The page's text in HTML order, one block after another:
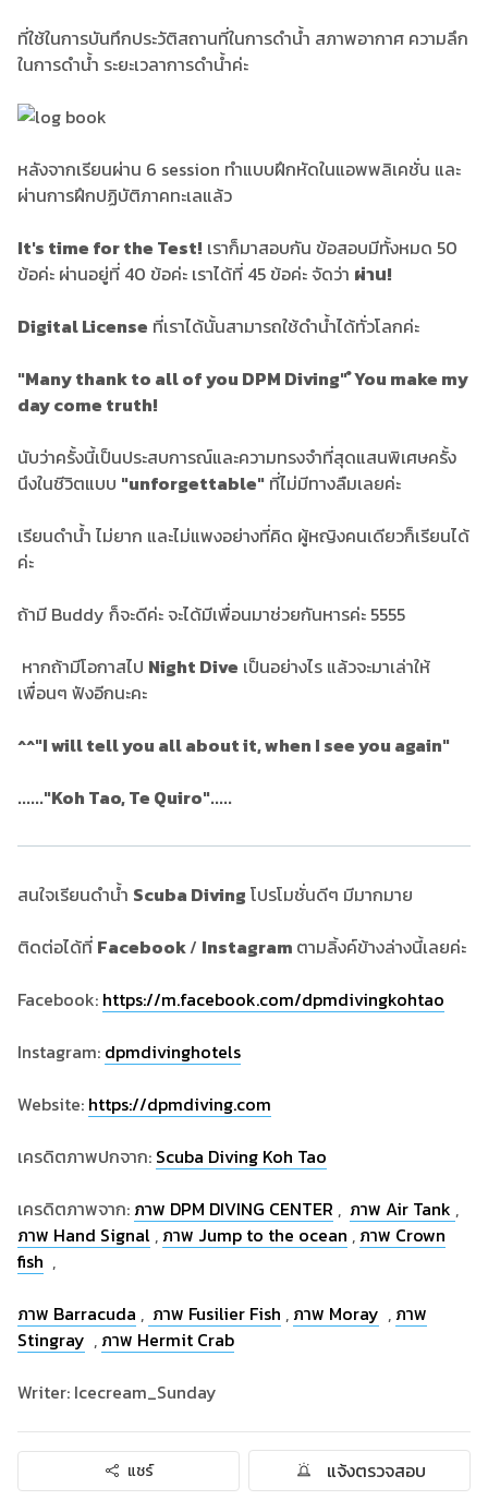
ที่ใช้ในการบันทึกประวัติสถานที่ในการดำน้ำ สภาพอากาศ ความลึก
ในการดำน้ำ ระยะเวลาการดำน้ำค่ะ
หลังจากเรียนผ่าน 6 session ทำแบบฝึกหัดในแอพพลิเคชั่น และ
ผ่านการฝึกปฏิบัติภาคทะเลแล้ว
It's time for the Test! เราก็มาสอบกัน ข้อสอบมีทั้งหมด 50
ข้อค่ะ ผ่านอยู่ที่ 40 ข้อค่ะ เราได้ที่ 45 ข้อค่ะ จัดว่า ผ่าน!
Digital License ที่เราได้นั้นสามารถใช้ดำน้ำได้ทั่วโลกค่ะ
"Many thank to all of you DPM Diving" ํ You make my
day come truth!
นับว่าครั้งนี้เป็นประสบการณ์และความทรงจำที่สุดแสนพิเศษครั้ง
นึงในชีวิตแบบ "unforgettable" ที่ไม่มีทางลืมเลยค่ะ
เรียนดำน้ำ ไม่ยาก และไม่แพงอย่างที่คิด ผู้หญิงคนเดียวก็เรียนได้
ค่ะ
ถ้ามี Buddy ก็จะดีค่ะ จะได้มีเพื่อนมาช่วยกันหารค่ะ 5555
หากถ้ามีโอกาสไป Night Dive เป็นอย่างไร แล้วจะมาเล่าให้
เพื่อนๆ ฟังอีกนะคะ
^^"I will tell you all about it, when I see you again"
......"Koh Tao, Te Quiro".....
สนใจเรียนดำน้ำ Scuba Diving โปรโมชั่นดีๆ มีมากมาย
ติดต่อได้ที่ Facebook/ Instagram ตามลิ้งค์ข้างล่างนี้เลยค่ะ
Facebook: https://m.facebook.com/dpmdivingkohtao
Instagram: dpmdivinghotels
Website: https://dpmdiving.com
เครดิตภาพปกจาก: Scuba Diving Koh Tao
เครดิตภาพจาก: ภาพ DPM DIVING CENTER , ภาพ Air Tank ,
ภาพ Hand Signal , ภาพ Jump to the ocean , ภาพ Crown
fish ,
ภาพ Barracuda , ภาพ Fusilier Fish , ภาพ Moray , ภาพ
Stingray , ภาพ Hermit Crab
Writer: Icecream_Sunday
แชร์ แจ้งตรวจสอบ